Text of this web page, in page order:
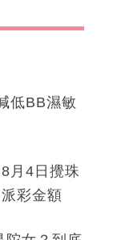
低BB濕敏
月4日攪珠
彩金額